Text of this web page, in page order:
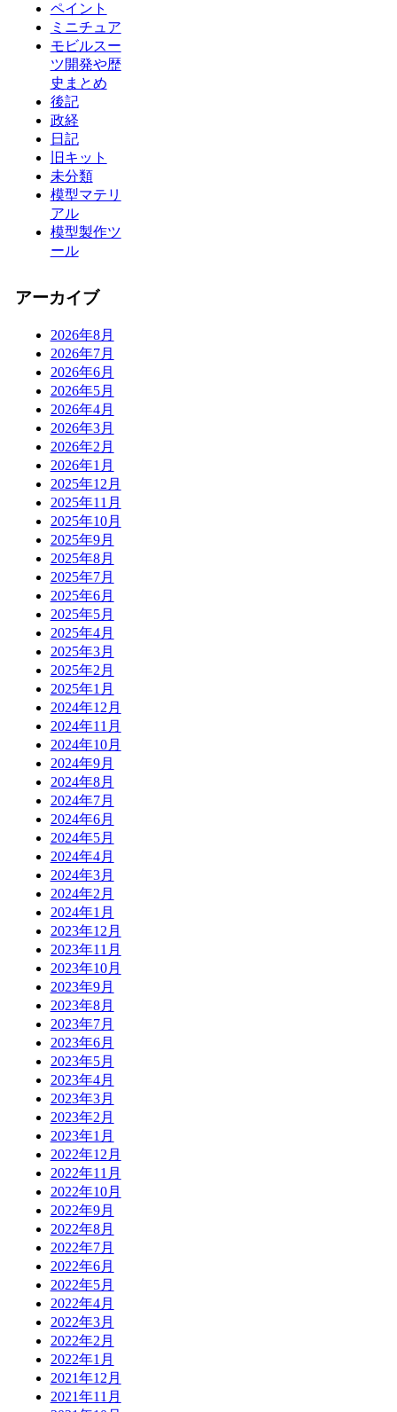
ペイント
ミニチュア
モビルスー
ツ開発や歴
史まとめ
後記
政経
日記
旧キット
未分類
模型マテリ
アル
模型製作ツ
ール
アーカイブ
2026年8月
2026年7月
2026年6月
2026年5月
2026年4月
2026年3月
2026年2月
2026年1月
2025年12月
2025年11月
2025年10月
2025年9月
2025年8月
2025年7月
2025年6月
2025年5月
2025年4月
2025年3月
2025年2月
2025年1月
2024年12月
2024年11月
2024年10月
2024年9月
2024年8月
2024年7月
2024年6月
2024年5月
2024年4月
2024年3月
2024年2月
2024年1月
2023年12月
2023年11月
2023年10月
2023年9月
2023年8月
2023年7月
2023年6月
2023年5月
2023年4月
2023年3月
2023年2月
2023年1月
2022年12月
2022年11月
2022年10月
2022年9月
2022年8月
2022年7月
2022年6月
2022年5月
2022年4月
2022年3月
2022年2月
2022年1月
2021年12月
2021年11月